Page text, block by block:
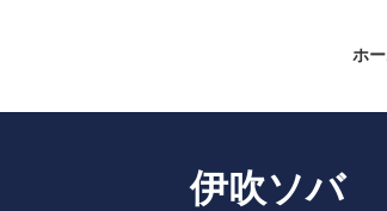
ホ
伊吹ソバ